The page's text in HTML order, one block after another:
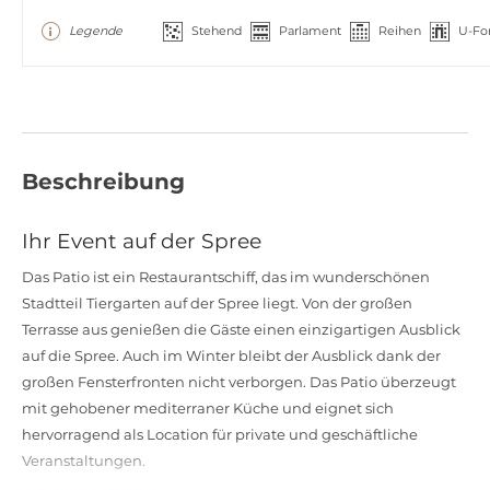
Legende Stehend Parlament Reihen U-
Beschreibung
Ihr Event auf der Spree
Das Patio ist ein Restaurantschiff, das im wunderschönen
Stadtteil Tiergarten auf der Spree liegt. Von der großen
Terrasse aus genießen die Gäste einen einzigartigen Ausblick
auf die Spree. Auch im Winter bleibt der Ausblick dank der
großen Fensterfronten nicht verborgen. Das Patio überzeugt
mit gehobener mediterraner Küche und eignet sich
hervorragend als Location für private und geschäftliche
Veranstaltungen.